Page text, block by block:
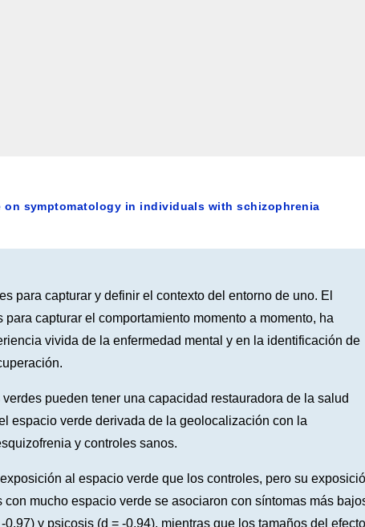
on symptomatology in individuals with schizophrenia
para capturar y definir el contexto del entorno de uno. El
capturar el comportamiento momento a momento, ha
vivida de la enfermedad mental y en la identificación de
pueden tener una capacidad restauradora de la salud
espacio verde derivada de la geolocalización con la
y controles sanos.
al espacio verde que los controles, pero su
mucho espacio verde se asociaron con síntomas más
y psicosis (d = -0,94), mientras que los tamaños del efecto